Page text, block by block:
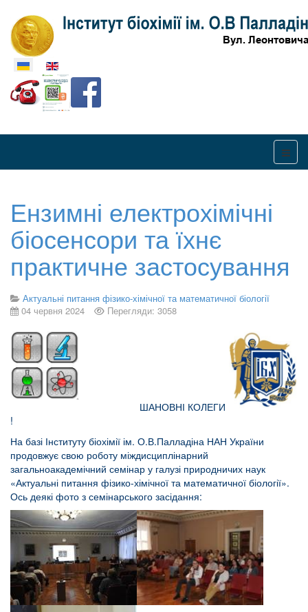
Оберіть свою мову
Ензимні електрохімічні
біосенсори та їхнє
практичне застосування
Актуальні питання фізико-хімічної та математичної біології
04 червня 2024
Перегляди: 3058
ШАНОВНІ КОЛЕГИ
!
На базі Інституту біохімії ім. О.В.Палладіна НАН України
продовжує свою роботу міждисциплінарний
загальноакадемічний семінар у галузі природничих наук
«Актуальні питання фізико-хімічної та математичної біології».
Ось деякі фото з семінарського засідання: